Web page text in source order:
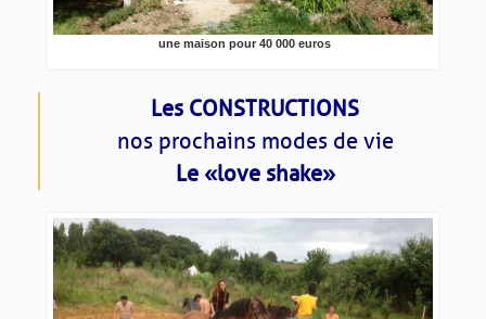
une maison pour 40 000 euros
Les CONSTRUCTIONS
nos prochains modes de vie
Le « love shake »